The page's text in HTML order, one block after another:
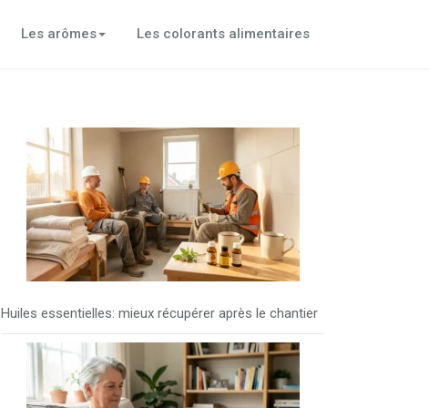
Les arômes Les colorants alimentaires
Huiles essentielles: mieux récupérer après le chantier